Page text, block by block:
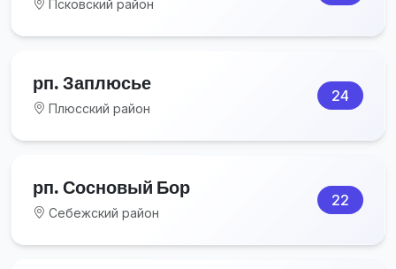
Псковский район
рп. Заплюсье
Плюсский район
24
рп. Сосновый Бор
Себежский район
22